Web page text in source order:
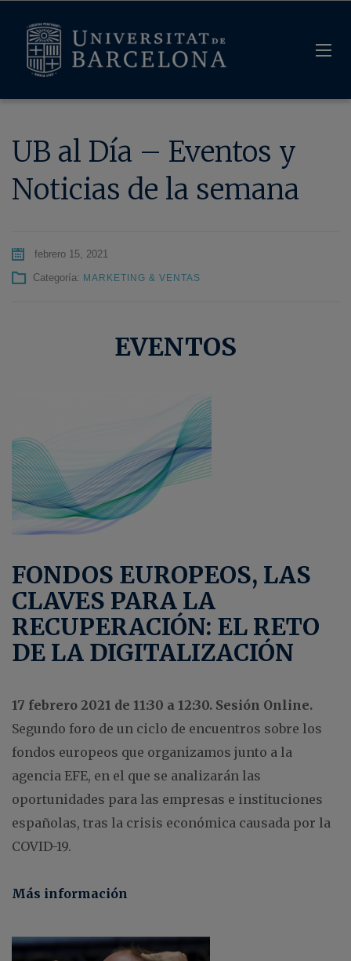
UB al Día – Eventos y
Noticias de la semana
febrero 15, 2021
Categoría: MARKETING & VENTAS
EVENTOS
FONDOS EUROPEOS, LAS
CLAVES PARA LA
RECUPERACIÓN: EL RETO
DE LA DIGITALIZACIÓN
17 febrero 2021 de 11:30 a 12:30. Sesión Online.
Segundo foro de un ciclo de encuentros sobre los
fondos europeos que organizamos junto a la
agencia EFE, en el que se analizarán las
oportunidades para las empresas e instituciones
españolas, tras la crisis económica causada por la
COVID-19.
Más información